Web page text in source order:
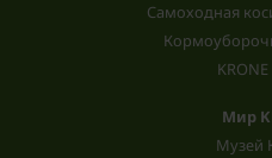
Самоходная
Мир
Музей